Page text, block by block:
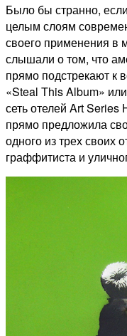
Было бы странно,
целым слоям
своего применения в
слышали о том, что
прямо подстрекают к
«Steal This Album»
сеть отелей Art
прямо предложила
одного из трех своих
граффитиста и